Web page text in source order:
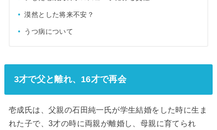
漠然とした将来不安？
うつ病について
3才で父と離れ、16才で再会
壱成氏は、父親の石田純一氏が学生結婚をした時に生ま
れた子で、3才の時に両親が離婚し、母親に育てられ